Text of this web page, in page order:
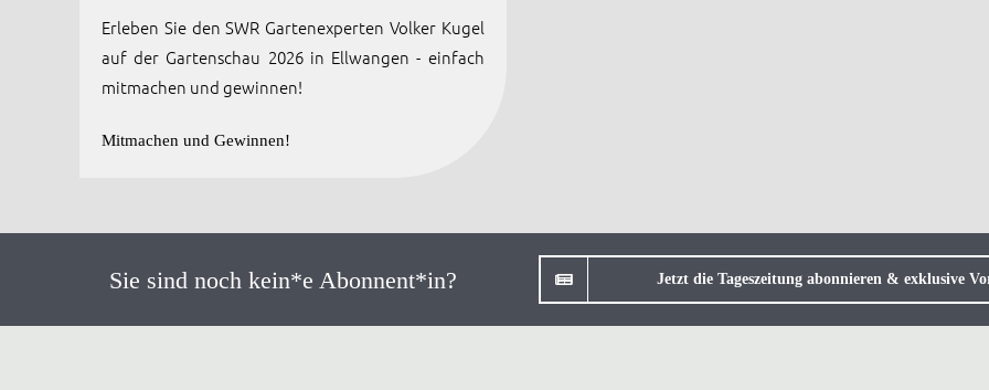
Erleben Sie den SWR Gartenexperten Volker Kugel
auf der Gartenschau 2026 in Ellwangen - einfach
mitmachen und gewinnen!
Mitmachen und Gewinnen!
Sie sind noch kein*e Abonnent*in? Jetzt die Tageszeitung abonnieren & exklusive